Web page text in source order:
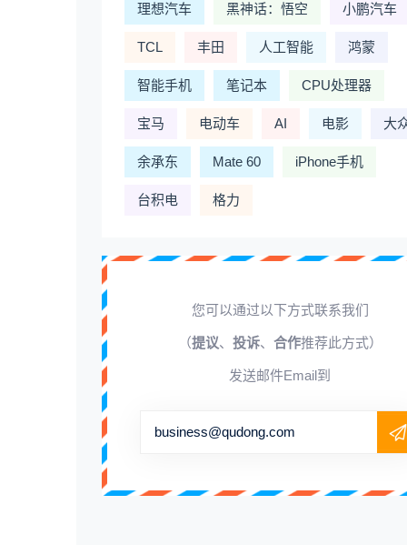
理想汽车 黑神话：悟空 小鹏汽车
TCL 丰田 人工智能 鸿蒙
智能手机 笔记本 CPU处理器
宝马 电动车 AI 电影 大
余承东 Mate 60 iPhone手机
台积电 格力
您可以通过以下方式联系我们
（提议、 投诉、 合作推荐此方式）
发送邮件Email到
business@qudong.com